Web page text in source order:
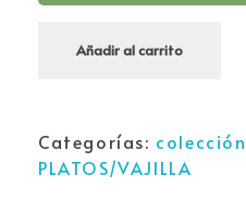
Añadir al carrito
Categorías:
PLATOS/VAJILLA